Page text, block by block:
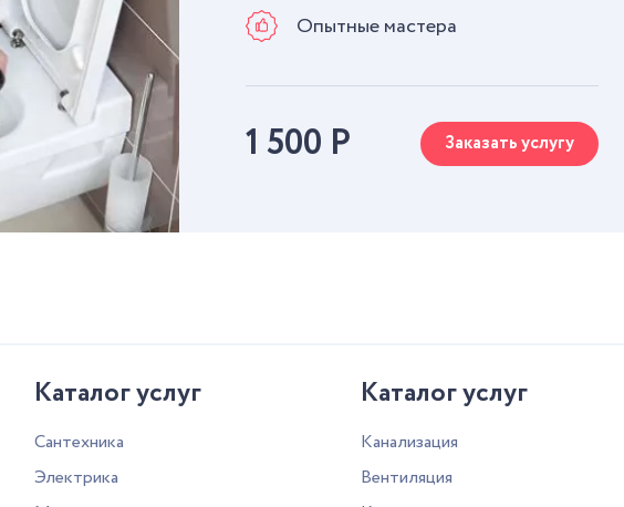
Опытные мастера
1 500 Р Заказать услугу
Каталог услуг
Сантехника
Электрика
Каталог услуг
Канализация
Вентиляция